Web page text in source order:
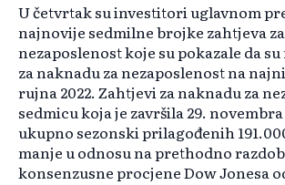
U četvrtak su investitori uglavnom
najnovije sedmilne brojke zahtjeva
nezaposlenost koje su pokazale da
za naknadu za nezaposlenost na
rujna 2022. Zahtjevi za naknadu za
sedmicu koja je završila 29.
ukupno sezonski prilagođenih
manje u odnosu na prethodno
konsenzusne procjene Dow Jonesa